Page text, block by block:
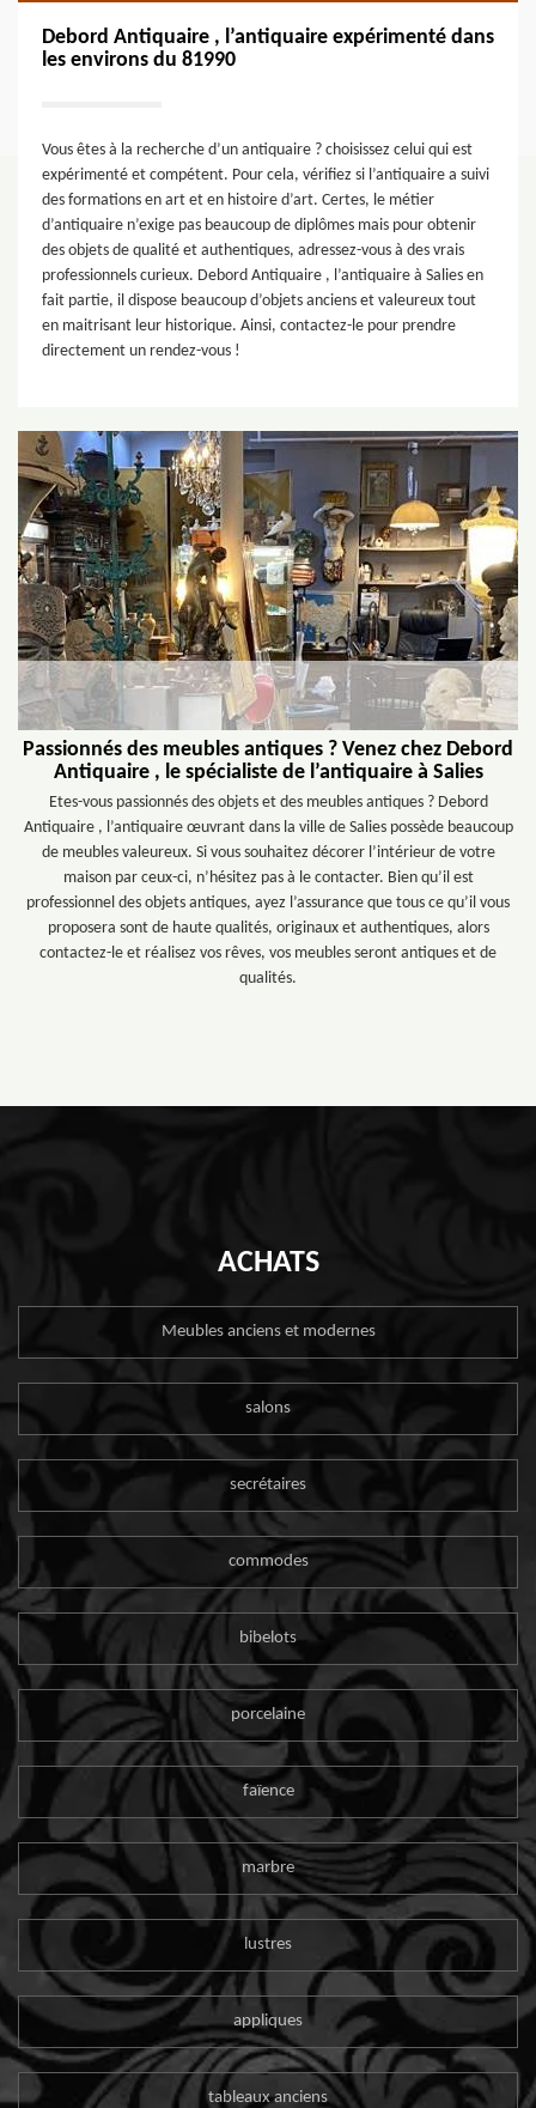
Debord Antiquaire , l’antiquaire expérimenté dans
les environs du 81990
Vous êtes à la recherche d’un antiquaire ? choisissez celui qui est
expérimenté et compétent. Pour cela, vérifiez si l’antiquaire a suivi
des formations en art et en histoire d’art. Certes, le métier
d’antiquaire n’exige pas beaucoup de diplômes mais pour obtenir
des objets de qualité et authentiques, adressez-vous à des vrais
professionnels curieux. Debord Antiquaire , l’antiquaire à Salies en
fait partie, il dispose beaucoup d’objets anciens et valeureux tout
en maitrisant leur historique. Ainsi, contactez-le pour prendre
directement un rendez-vous !
Passionnés des meubles antiques ? Venez chez Debord
Antiquaire , le spécialiste de l’antiquaire à Salies
Etes-vous passionnés des objets et des meubles antiques ? Debord
Antiquaire , l’antiquaire œuvrant dans la ville de Salies possède beaucoup
de meubles valeureux. Si vous souhaitez décorer l’intérieur de votre
maison par ceux-ci, n’hésitez pas à le contacter. Bien qu’il est
professionnel des objets antiques, ayez l’assurance que tous ce qu’il vous
proposera sont de haute qualités, originaux et authentiques, alors
contactez-le et réalisez vos rêves, vos meubles seront antiques et de
qualités.
ACHATS
Meubles anciens et modernes
salons
secrétaires
commodes
bibelots
porcelaine
faïence
marbre
lustres
appliques
tableaux anciens